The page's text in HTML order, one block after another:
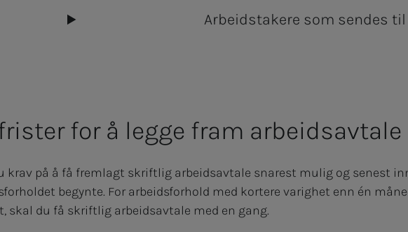
Arbeidstakere som sendes
for å legge fram arbeidsavtale
krav på å få fremlagt skriftlig arbeidsavtale snarest mulig og senest
begynte. For arbeidsforhold med kortere varighet enn én
skal du få skriftlig arbeidsavtale med en gang.